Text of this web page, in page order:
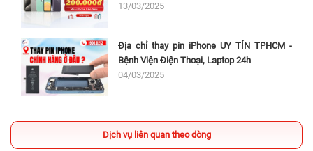
13/03/2025
Địa chỉ thay pin iPhone UY TÍN TPHCM -
Bệnh Viện Điện Thoại, Laptop 24h
04/03/2025
Dịch vụ liên quan theo dòng